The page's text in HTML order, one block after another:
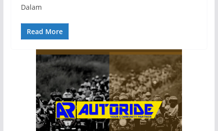
Dalam
Read More